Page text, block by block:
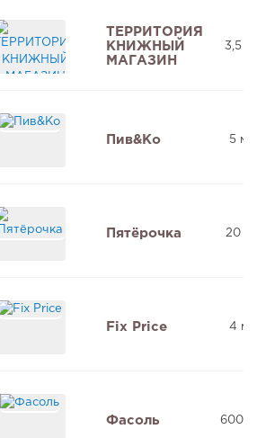
ТЕРРИТОРИЯ
КНИЖНЫЙ
МАГАЗИН
3,5
Пив&Ко 5
Пятёрочка 20
Fix Price 4
Фасоль 600